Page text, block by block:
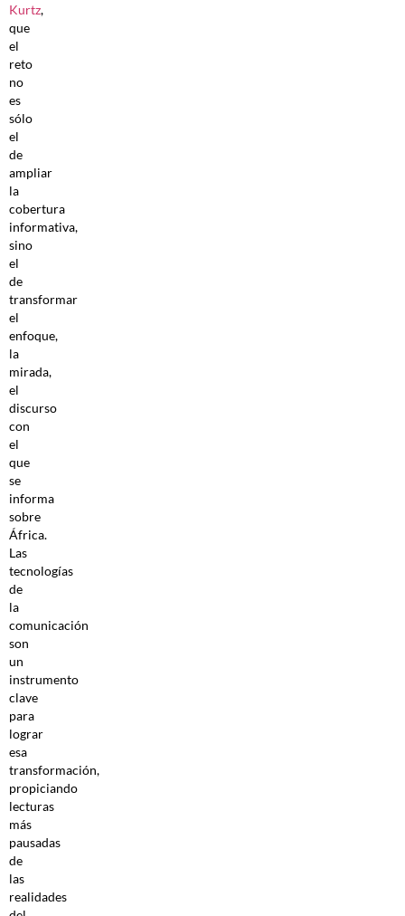
Kurtz,
que
el
reto
no
es
sólo
el
de
ampliar
la
cobertura
informativa,
sino
el
de
transformar
el
enfoque,
la
mirada,
el
discurso
con
el
que
se
informa
sobre
África.
Las
tecnologías
de
la
comunicación
son
un
instrumento
clave
para
lograr
esa
transformación,
propiciando
lecturas
más
pausadas
de
las
realidades